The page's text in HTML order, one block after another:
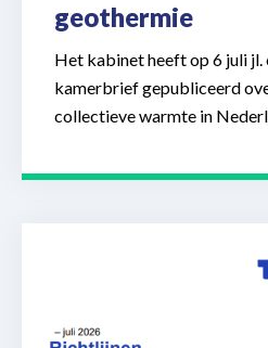
geothermie
Het kabinet heeft op 6 juli jl.
kamerbrief gepubliceerd
collectieve warmte in